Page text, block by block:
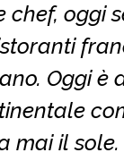
chef, oggi
Oggi è
mai il sole.